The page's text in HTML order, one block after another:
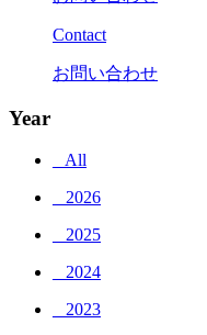
Contact
お問い合わせ
Year
_ All
_ 2026
_ 2025
_ 2024
_ 2023